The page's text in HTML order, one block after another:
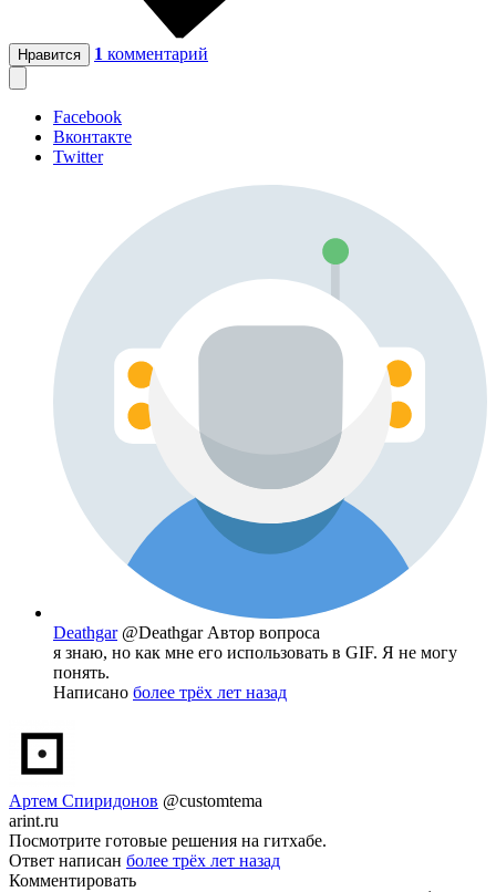
Нравится 1 комментарий
Facebook
Вконтакте
Twitter
Deathgar @Deathgar Автор вопроса
я знаю, но как мне его использовать в GIF. Я не могу
понять.
Написано более трёх лет назад
Артем Спиридонов @customtema
arint.ru
Посмотрите готовые решения на гитхабе.
Ответ написан более трёх лет назад
Комментировать